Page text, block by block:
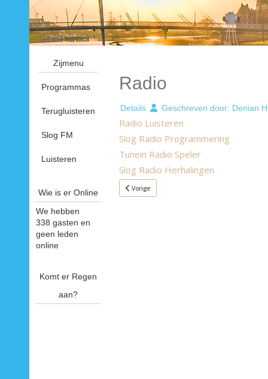
Zijmenu
Programmas
Terugluisteren
Slog FM
Luisteren
Wie is er Online
We hebben
338 gasten en
geen leden
online
Komt er Regen
aan?
Radio
Details Geschreven door: Denian
Radio Luisteren
Slog Radio Programmering
Tunein Radio Speler
Slog Radio Herhalingen
Vorig artikel: Radio Programmering
Vorige